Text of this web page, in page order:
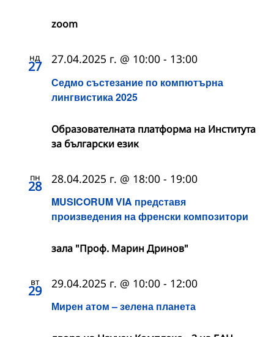
zoom
нд
27
Седмо състезание по компютърна
лингвистика 2025
27.04.2025 г. @ 10:00 - 13:00
Образователната платформа на Института
за български език
пн
28
MUSICORUM VIA представя
произведения на френски композитори
28.04.2025 г. @ 18:00 - 19:00
зала "Проф. Марин Дринов"
вт
29
Мирен атом – зелена планета
29.04.2025 г. @ 10:00 - 12:00